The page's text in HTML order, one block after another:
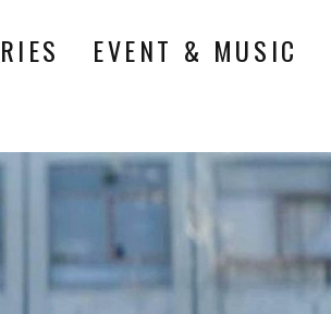
EVENT & MUSIC